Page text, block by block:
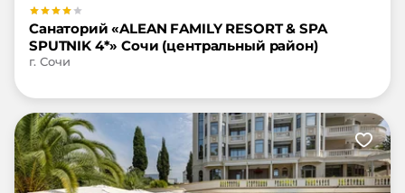
Санаторий «ALEAN FAMILY RESORT & SPA
SPUTNIK 4*» Сочи (центральный район)
г. Сочи